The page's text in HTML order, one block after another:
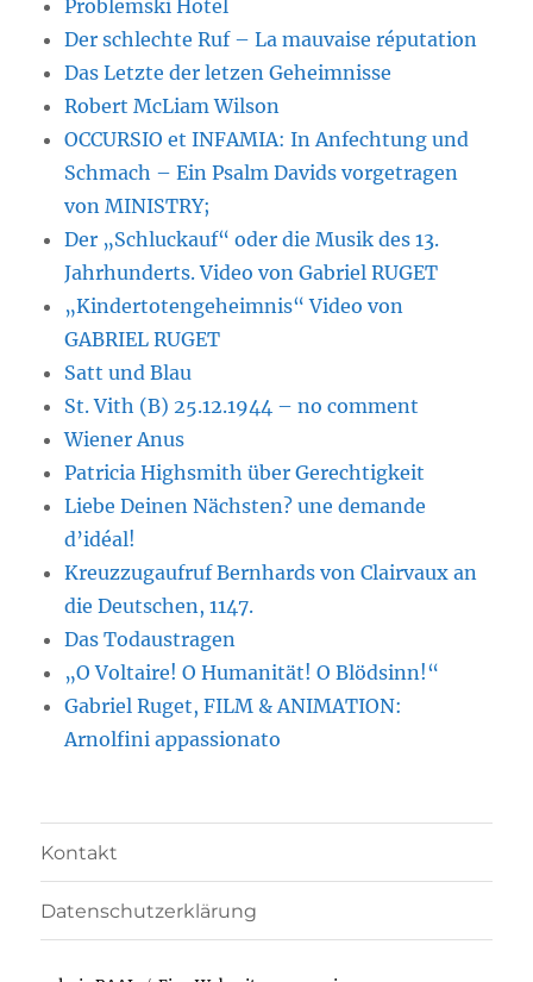
Problemski Hotel
Der schlechte Ruf – La mauvaise réputation
Das Letzte der letzen Geheimnisse
Robert McLiam Wilson
OCCURSIO et INFAMIA: In Anfechtung und
Schmach – Ein Psalm Davids vorgetragen
von MINISTRY;
Der „Schluckauf“ oder die Musik des 13.
Jahrhunderts. Video von Gabriel RUGET
„Kindertotengeheimnis“ Video von
GABRIEL RUGET
Satt und Blau
St. Vith (B) 25.12.1944 – no comment
Wiener Anus
Patricia Highsmith über Gerechtigkeit
Liebe Deinen Nächsten? une demande
d’idéal!
Kreuzzugaufruf Bernhards von Clairvaux an
die Deutschen, 1147.
Das Todaustragen
„O Voltaire! O Humanität! O Blödsinn!“
Gabriel Ruget, FILM & ANIMATION:
Arnolfini appassionato
Kontakt
Datenschutzerklärung